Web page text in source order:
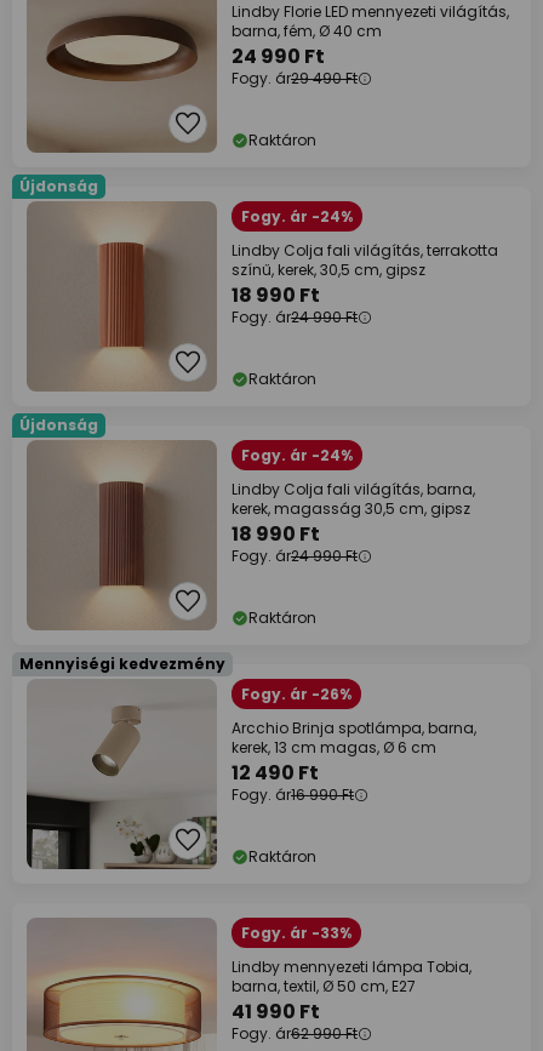
Lindby Florie LED mennyezeti világítás,
barna, fém, Ø 40 cm
24 990 Ft
Fogy. ár29 490 Ft
Raktáron
Újdonság
Fogy. ár -24%
Lindby Colja fali világítás, terrakotta
színű, kerek, 30,5 cm, gipsz
18 990 Ft
Fogy. ár24 990 Ft
Raktáron
Újdonság
Fogy. ár -24%
Lindby Colja fali világítás, barna,
kerek, magasság 30,5 cm, gipsz
18 990 Ft
Fogy. ár24 990 Ft
Raktáron
Mennyiségi kedvezmény
Fogy. ár -26%
Arcchio Brinja spotlámpa, barna,
kerek, 13 cm magas, Ø 6 cm
12 490 Ft
Fogy. ár16 990 Ft
Raktáron
Fogy. ár -33%
Lindby mennyezeti lámpa Tobia,
barna, textil, Ø 50 cm, E27
41 990 Ft
Fogy. ár62 990 Ft